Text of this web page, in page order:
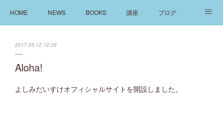
HOME NEWS BOOKS 講座 ブログ
2017.05.12 12:29
Aloha!
よしみだいすけオフィシャルサイトを開設しました。